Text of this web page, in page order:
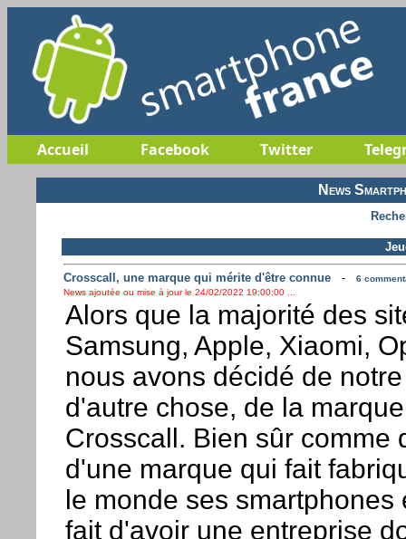
Accueil Facebook Twitter
News
Crosscall, une marque qui mérite d'être connue-
6
News ajoutée ou mise à jour le 24/02/2022 19:00:00 ...
Alors que la majorité des
Samsung, Apple, Xiaomi,
nous avons décidé de
d'autre chose, de la
Crosscall. Bien sûr comme
d'une marque qui fait
le monde ses smartphones
fait d'avoir une entreprise